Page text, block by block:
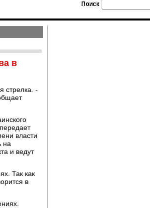
Поиск
в
стрелка. -
власти
на
и ведут
Так как
в